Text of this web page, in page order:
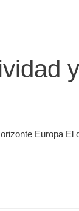
Europa El